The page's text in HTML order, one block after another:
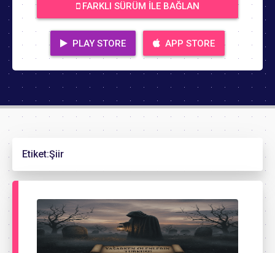
FARKLI SÜRÜM İLE BAĞLAN
PLAY STORE APP STORE
Etiket:Şiir